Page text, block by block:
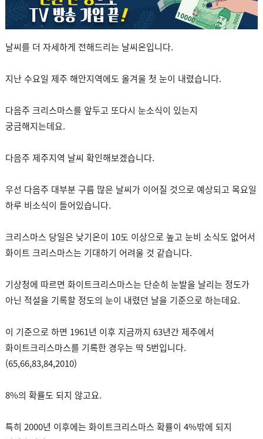
날씨를 더 자세하게 전해드리는 날씨온입니다.
지난 수요일 제주 해안지역에도 올겨울 첫 눈이 내렸습니다.
다음주 크리스마스를 앞두고 또다시 눈소식이 있는지
궁금해지는데요.
다음주 제주지역 날씨 확인해보겠습니다.
우선 다음주 대부분 구름 많은 날씨가 이어질 것으로 예상되고 목요일
하루 비소식이 들어있습니다.
크리스마스 당일은 낮기온이 10도 이상으로 높고 눈비 소식도 없어서
화이트 크리스마스는 기대하기 어려울 것 같습니다.
기상청에 따르면 화이트크리스마스는 단순히 눈발을 날리는 정도가
아닌 적설을 기록할 정도의 눈이 내렸던 날을 기준으로 하는데요.
이 기준으로 하면 1961년 이후 지금까지 63년간 제주에서
화이트크리스마스를 기록한 경우는 딱 5번입니다.
(65,66,83,84,2010)
8%의 확률도 되지 않고요.
특히 2000년 이후에는 화이트크리스마스 확률이 4%밖에 되지